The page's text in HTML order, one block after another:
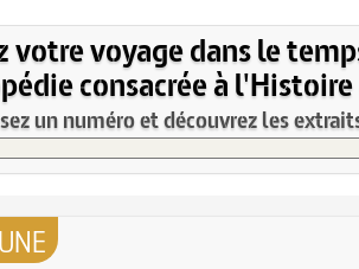
votre voyage dans le
consacrée à l'Histoire
un numéro et découvrez les